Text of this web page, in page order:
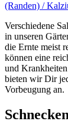
(Randen) /
Verschiedene
in unseren
die Ernte meist
können eine
und
bieten wir Dir
Vorbeugung an.